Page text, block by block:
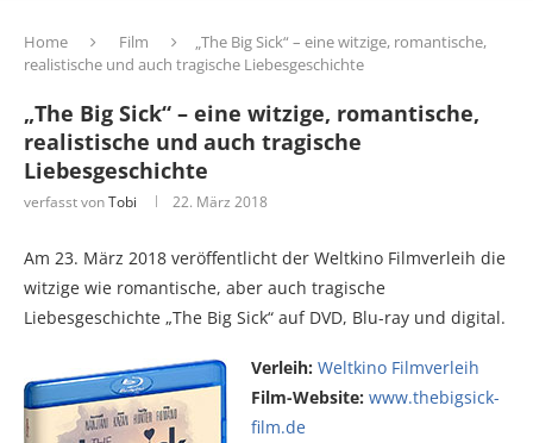
Home Film
„The Big Sick“ – eine witzige, romantische,
realistische und auch tragische Liebesgeschichte
„The Big Sick“ – eine witzige, romantische,
realistische und auch tragische
Liebesgeschichte
verfasst vonTobi 22. März 2018
Am 23. März 2018 veröffentlicht der Weltkino Filmverleih die
witzige wie romantische, aber auch tragische
Liebesgeschichte „The Big Sick“ auf DVD, Blu-ray und digital.
Verleih: Weltkino Filmverleih
Film-Website: www.thebigsick-
film.de